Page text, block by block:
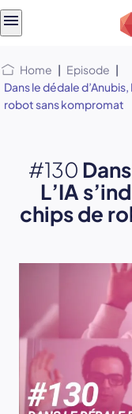
Home | Episode |
Dans le dédale
robot sans kompromat
#130
L’IA
chips de